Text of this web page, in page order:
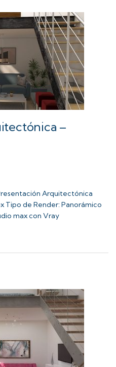
–
Arquitectónica
Tipo de Render: Panorámico
max con Vray